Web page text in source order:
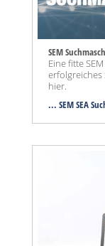
SEM
Eine fitte
erfolgreiches
hier.
... SEM SEA